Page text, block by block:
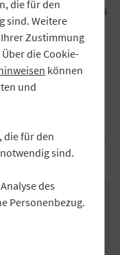
profitiert. Als
Müller den
Mering mit der
im Jahr 2021. Die
beim GVB.
die für den
sind. Weitere
Zustimmung
die Cookie-
können
und
die für den
sind.
des
Personenbezug.